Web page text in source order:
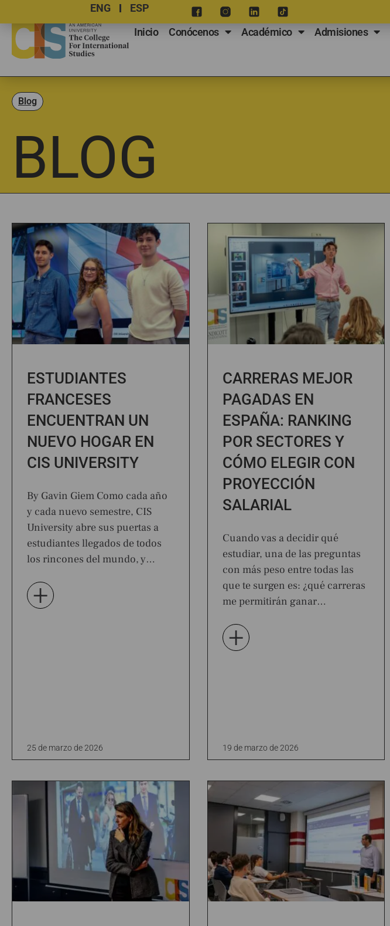
ENG
ESP
Inicio
Conócenos Académico Admisiones
Blog
BLOG
ESTUDIANTES
FRANCESES
ENCUENTRAN UN
NUEVO HOGAR EN
CIS UNIVERSITY
By Gavin Giem Como cada año
y cada nuevo semestre, CIS
University abre sus puertas a
estudiantes llegados de todos
los rincones del mundo, y…
+
25 de marzo de 2026
CARRERAS MEJOR
PAGADAS EN
ESPAÑA: RANKING
POR SECTORES Y
CÓMO ELEGIR CON
PROYECCIÓN
SALARIAL
Cuando vas a decidir qué
estudiar, una de las preguntas
con más peso entre todas las
que te surgen es: ¿qué carreras
me permitirán ganar…
+
19 de marzo de 2026